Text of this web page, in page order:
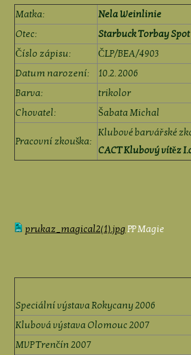
Matka:
Nela Weinlinie
Otec:
Starbuck Torbay
Číslo zápisu:
ČLP/BEA/4903
Datum narození:
10.2. 2006
Barva:
trikolor
Chovatel:
Šabata Michal
Pracovní zkouška:
Klubové barvářské
CACT Klubový vítěz
prukaz_magical2(1).jpg PP Magie
Speciální výstava Rokycany 2006
Klubová výstava Olomouc 2007
MVP Trenčín 2007